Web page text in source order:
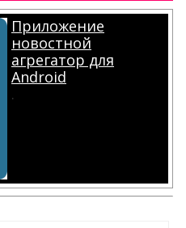
Приложение
новостной
агрегатор для
Android
.